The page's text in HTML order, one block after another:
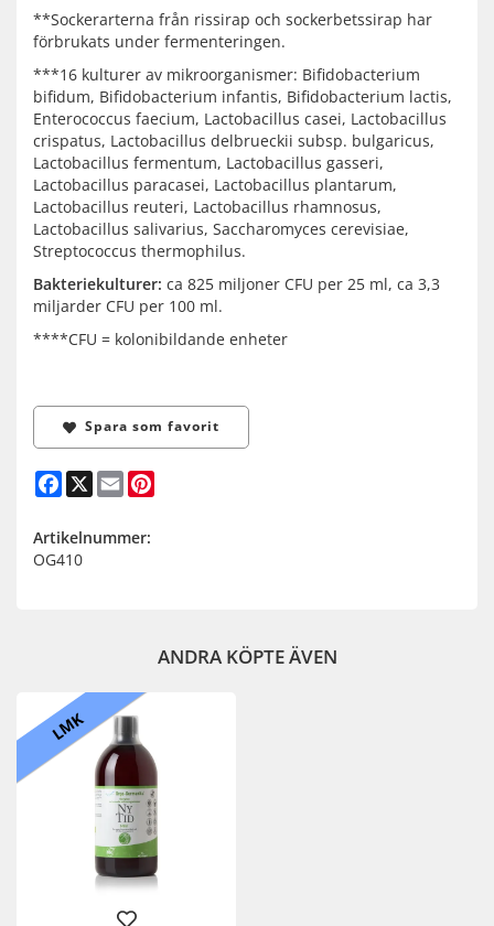
**Sockerarterna från rissirap och sockerbetssirap har
förbrukats under fermenteringen.
***16 kulturer av mikroorganismer: Bifidobacterium
bifidum, Bifidobacterium infantis, Bifidobacterium lactis,
Enterococcus faecium, Lactobacillus casei, Lactobacillus
crispatus, Lactobacillus delbrueckii subsp. bulgaricus,
Lactobacillus fermentum, Lactobacillus gasseri,
Lactobacillus paracasei, Lactobacillus plantarum,
Lactobacillus reuteri, Lactobacillus rhamnosus,
Lactobacillus salivarius, Saccharomyces cerevisiae,
Streptococcus thermophilus.
Bakteriekulturer: ca 825 miljoner CFU per 25 ml, ca 3,3
miljarder CFU per 100 ml.
****CFU = kolonibildande enheter
Spara som favorit
Facebook
X Email
Artikelnummer:
OG410
ANDRA KÖPTE ÄVEN
LMK